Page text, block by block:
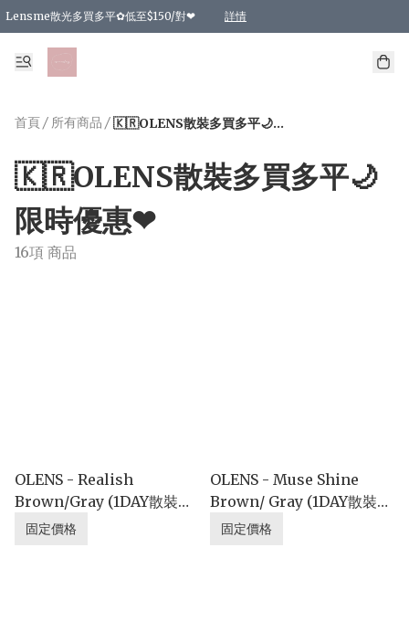
Lensme散光多買多平✿低至$150/對❤ 詳情
台灣Karacon⁩✧日拋 特價清貨❁⃘
日本韓國多款日/月拋現貨☼ 特價❤︎數量有限 售完即止
🇰🇷韓國多款月拋現貨 特價兩對$99✿數量有限 售完即止♫
精選商品，任選買2件或以上9 折；買4件或以上85 折；買6件或以上8 折
精選商品，任選買2件HKD 140.00；買4件HKD 260.00
精選商品，任選買2件HKD 190.00；買4件HKD 360.00
精選商品，任選買2件HKD 110.00；買4件HKD 180.00
精選商品，任選買2件HKD 170.00；買4件HKD 320.00
精選商品，任選買2件或以上減HKD 148.00
精選商品，任選買2件或以上減HKD 148.00
精選商品，任選買2件或以上95 折；買4件或以上9 折；買6件或以上85 折；買8件
精選商品，任選買12件或以上87 折
精選商品，任選買2件或以上減HKD 16.00；買4件或以上減HKD 32.00；買6
精選商品，任選買2件或以上95 折；買4件或以上9 折；買8件或以上85 折；買12
購物滿 HKD 800.00即享免運費優惠！（適用於 特定的送貨方式 )
首頁/ 所有商品 / 🇰🇷OLENS散裝多買多平🌙限時優惠❤
🇰🇷OLENS散裝多買多平🌙
限時優惠❤
16項 商品
OLENS - Realish
Brown/Gray (1DAY散裝❤
優惠價格)
固定價格
OLENS - Muse Shine
Brown/ Gray (1DAY散裝❤
優惠價格)
固定價格